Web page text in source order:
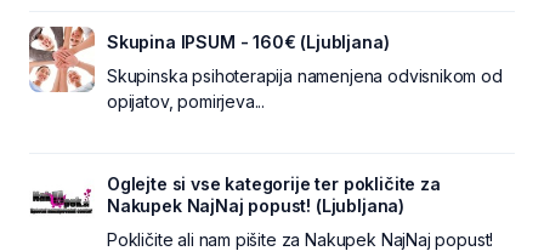
Skupina IPSUM - 160€ (Ljubljana)
Skupinska psihoterapija namenjena odvisnikom od
opijatov, pomirjeva...
Oglejte si vse kategorije ter pokličite za
Nakupek NajNaj popust! (Ljubljana)
Pokličite ali nam pišite za Nakupek NajNaj popust!